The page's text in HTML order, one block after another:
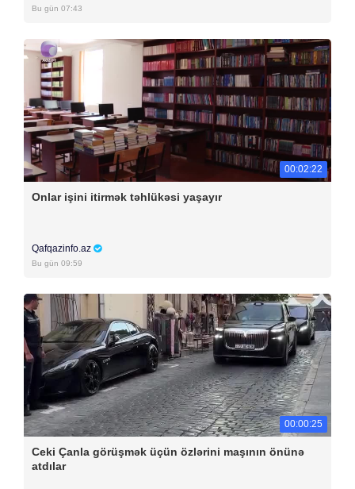
Bu gün 07:43
00:02:22
Onlar işini itirmək təhlükəsi yaşayır
Qafqazinfo.az
Bu gün 09:59
00:00:25
Ceki Çanla görüşmək üçün özlərini maşının önünə
atdılar